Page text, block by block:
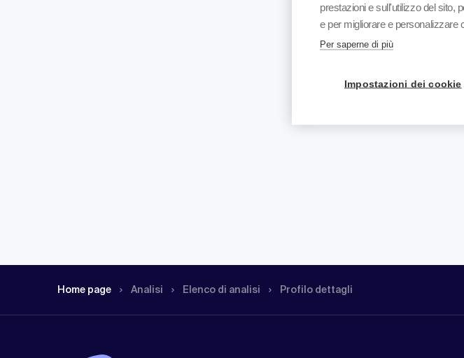
Home page Analisi Elenco di analisi Profilo dettagli
prestazioni e sull'utilizzo del sito,
e per migliorare e personalizzare
Per saperne di più
Impostazioni dei cookie